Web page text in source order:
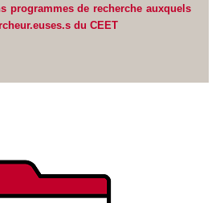
programmes de recherche auxquels
du CEET